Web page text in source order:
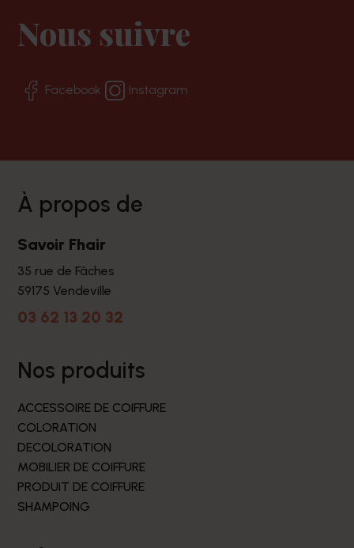
Nous suivre
Facebook Instagram
à propos de
Savoir Fhair
35 rue de Fâches
59175 Vendeville
03 62 13 20 32
nos produits
ACCESSOIRE DE COIFFURE
COLORATION
DECOLORATION
MOBILIER DE COIFFURE
PRODUIT DE COIFFURE
SHAMPOING